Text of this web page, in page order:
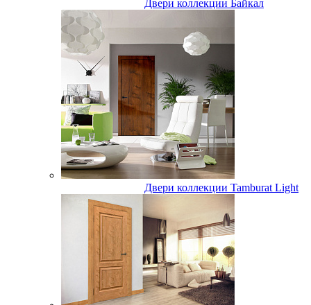
Двери коллекции Байкал
Двери коллекции Tamburat Light